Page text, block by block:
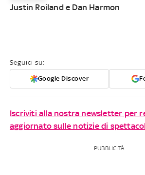
Justin Roiland e Dan Harmon
Seguici su:
Google Discover
Iscriviti alla nostra newsletter per
aggiornato sulle notizie di
PUBBLICITÀ